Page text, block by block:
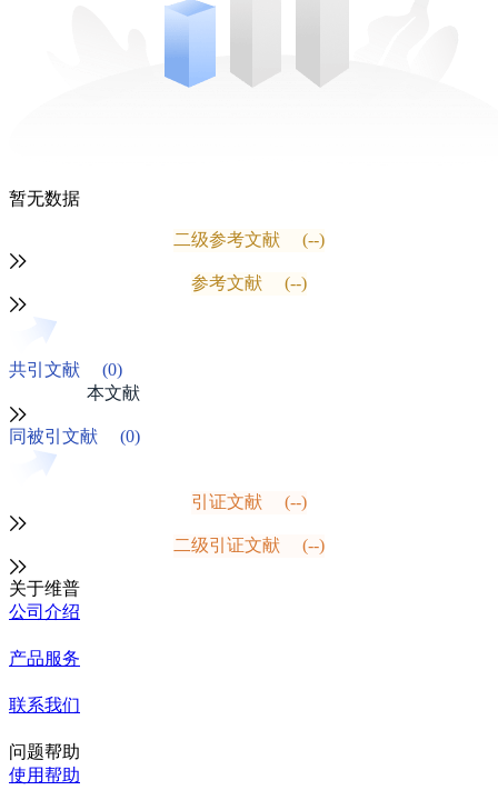
暂无数据
二级参考文献 (--)
参考文献 (--)
共引文献
(0)
本文献
同被引文献 (0)
引证文献 (--)
二级引证文献 (--)
关于维普
公司介绍
产品服务
联系我们
问题帮助
使用帮助